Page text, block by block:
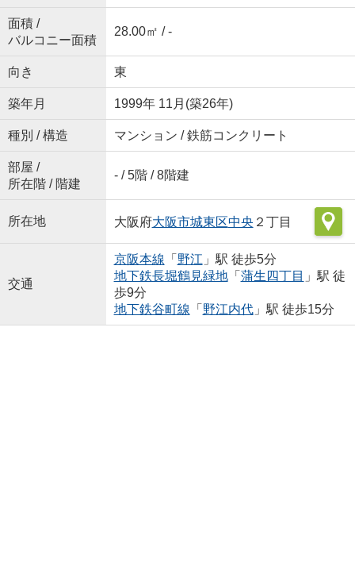
面積 /
バルコニー面積
28.00㎡ / -
向き 東
築年月 1999年 11月(築26年)
種別 / 構造 マンション / 鉄筋コンクリート
部屋 /
所在階 / 階建
- / 5階 / 8階建
所在地 大阪府大阪市城東区中央 ２丁目
交通
京阪本線 「 野江 」駅 徒歩5分
地下鉄長堀鶴見緑地「 蒲生四丁目 」駅 徒
歩9分
地下鉄谷町線 「 野江内代」駅 徒歩15分